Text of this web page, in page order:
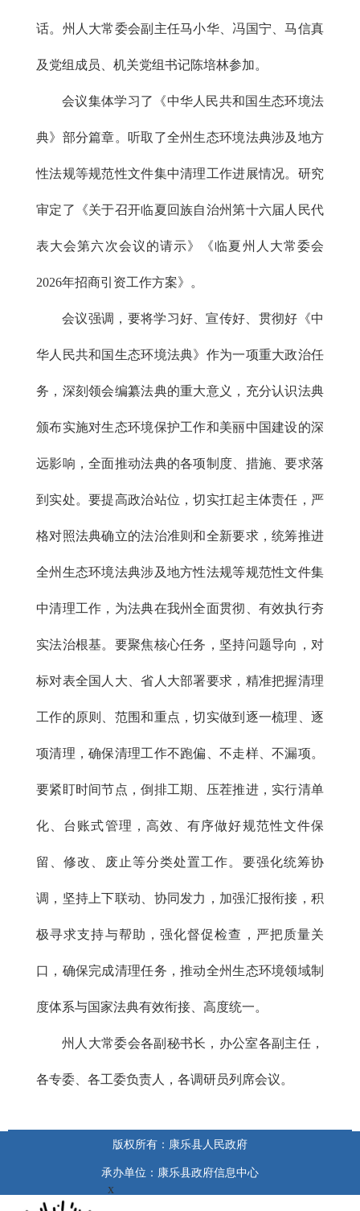
话。州人大常委会副主任马小华、冯国宁、马信真
及党组成员、机关党组书记陈培林参加。
会议集体学习了《中华人民共和国生态环境法
典》部分篇章。听取了全州生态环境法典涉及地方
性法规等规范性文件集中清理工作进展情况。研究
审定了《关于召开临夏回族自治州第十六届人民代
表大会第六次会议的请示》《临夏州人大常委会
2026年招商引资工作方案》。
会议强调，要将学习好、宣传好、贯彻好《中
华人民共和国生态环境法典》作为一项重大政治任
务，深刻领会编纂法典的重大意义，充分认识法典
颁布实施对生态环境保护工作和美丽中国建设的深
远影响，全面推动法典的各项制度、措施、要求落
到实处。要提高政治站位，切实扛起主体责任，严
格对照法典确立的法治准则和全新要求，统筹推进
全州生态环境法典涉及地方性法规等规范性文件集
中清理工作，为法典在我州全面贯彻、有效执行夯
实法治根基。要聚焦核心任务，坚持问题导向，对
标对表全国人大、省人大部署要求，精准把握清理
工作的原则、范围和重点，切实做到逐一梳理、逐
项清理，确保清理工作不跑偏、不走样、不漏项。
要紧盯时间节点，倒排工期、压茬推进，实行清单
化、台账式管理，高效、有序做好规范性文件保
留、修改、废止等分类处置工作。要强化统筹协
调，坚持上下联动、协同发力，加强汇报衔接，积
极寻求支持与帮助，强化督促检查，严把质量关
口，确保完成清理任务，推动全州生态环境领域制
度体系与国家法典有效衔接、高度统一。
州人大常委会各副秘书长，办公室各副主任，
各专委、各工委负责人，各调研员列席会议。
版权所有：康乐县人民政府
承办单位：康乐县政府信息中心
x